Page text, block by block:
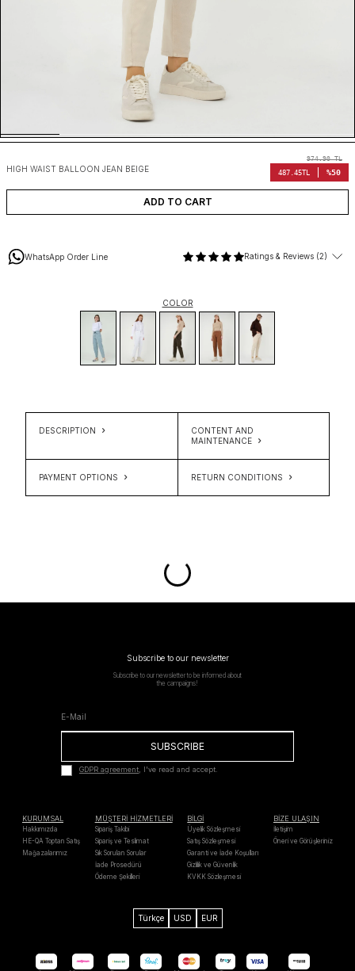
HIGH WAIST BALLOON JEAN BEIGE
974.90TL
487.45TL %50
ADD TO CART
WhatsApp Order Line Ratings & Reviews (2)
COLOR
DESCRIPTION
CONTENT AND
MAINTENANCE
PAYMENT OPTIONS RETURN CONDITIONS
Subscribe to our newsletter
Subscribe to our newsletter to be informed about
the campaigns!
SUBSCRIBE
GDPR agreement, I've read and accept.
KURUMSAL
Hakkımızda
HE-QA Toptan Satış
Mağazalarımız
MÜŞTERİ HİZMETLERİ
Sipariş Takibi
Sipariş ve Teslimat
Sık Sorulan Sorular
İade Prosedürü
Ödeme Şekilleri
BİLGİ
Üyelik Sözleşmesi
Satış Sözleşmesi
Garanti ve İade Koşulları
Gizlilik ve Güvenlik
KVKK Sözleşmesi
BİZE ULAŞIN
İletişim
Öneri ve Görüşleriniz
Türkçe USD EUR